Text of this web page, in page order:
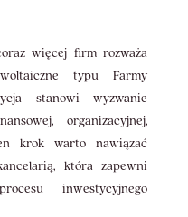
więcej firm rozważa
typu Farmy
stanowi wyzwanie
organizacyjnej,
krok warto nawiązać
która zapewni
inwestycyjnego